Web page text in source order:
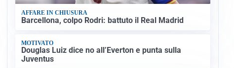
AFFARE IN CHIUSURA
Barcellona, colpo Rodri: battuto il Real Madrid
MOTIVATO
Douglas Luiz dice no all’Everton e punta sulla
Juventus